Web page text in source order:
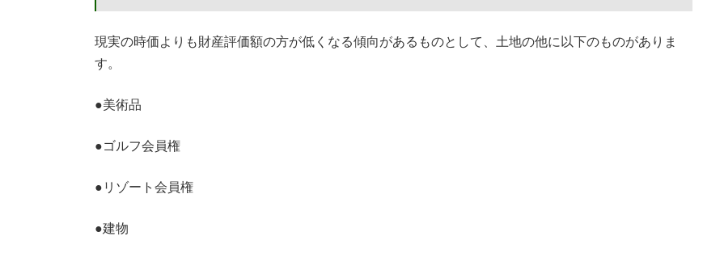
現実の時価よりも財産評価額の方が低くなる傾向があるものとして、土地の他に以下のものがありま
す。
●美術品
●ゴルフ会員権
●リゾート会員権
●建物